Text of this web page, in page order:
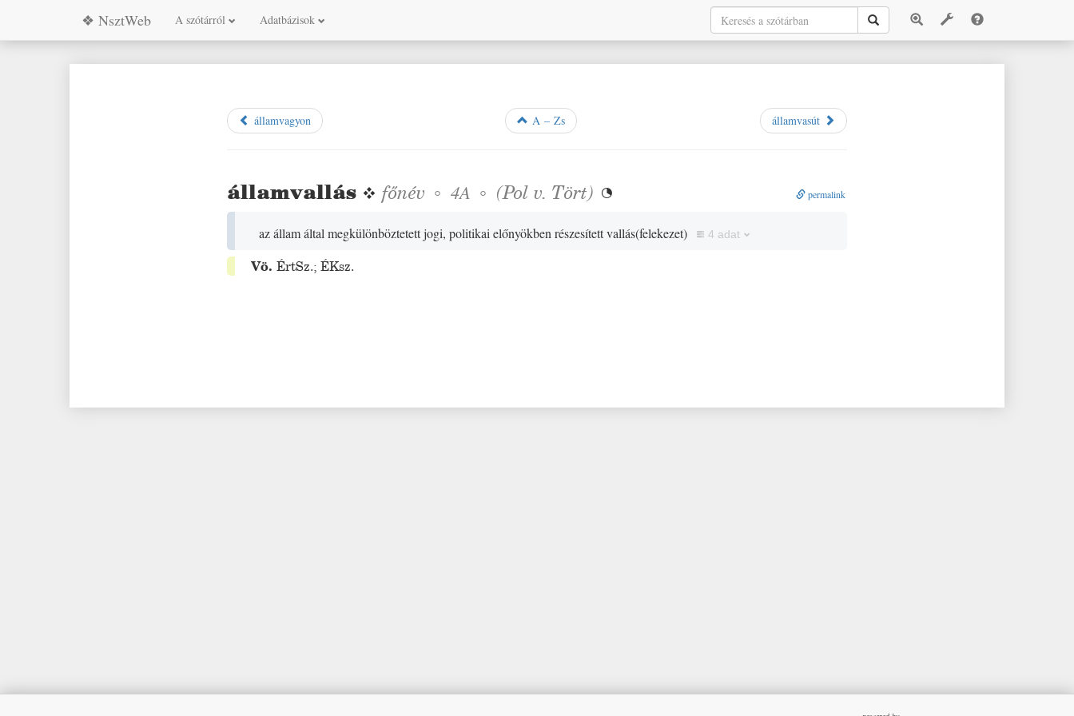
❖ NsztWeb A szótárról Adatbázisok
államvagyon A – Zs államvasút
államvallás ❖főnév ◦ 4A ◦ (Pol v. Tört)  permalink
az állam által megkülönböztetett jogi, politikai előnyökben részesített vallás(felekezet) 4 adat
Vö.ÉrtSz.;ÉKsz.